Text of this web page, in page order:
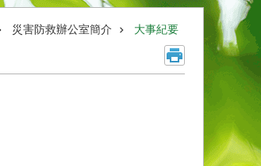
災害防救辦公室簡介 大事紀要